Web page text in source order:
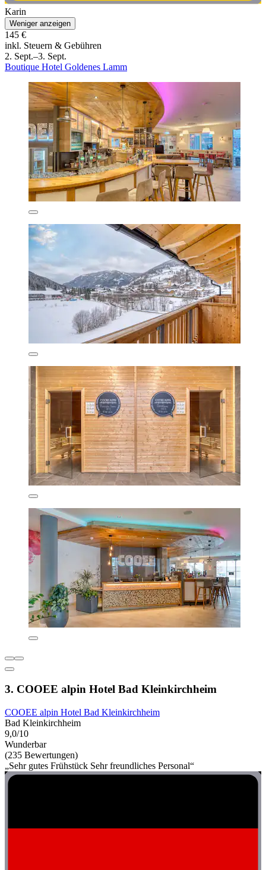
Karin
Weniger anzeigen
145 €
inkl. Steuern & Gebühren
2. Sept.–3. Sept.
Boutique Hotel Goldenes Lamm
3. COOEE alpin Hotel Bad Kleinkirchheim
COOEE alpin Hotel Bad Kleinkirchheim
Bad Kleinkirchheim
9,0/10
Wunderbar
(235 Bewertungen)
„Sehr gutes Frühstück Sehr freundliches Personal“